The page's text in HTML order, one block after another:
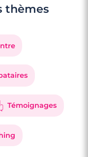
thèmes
Témoignages